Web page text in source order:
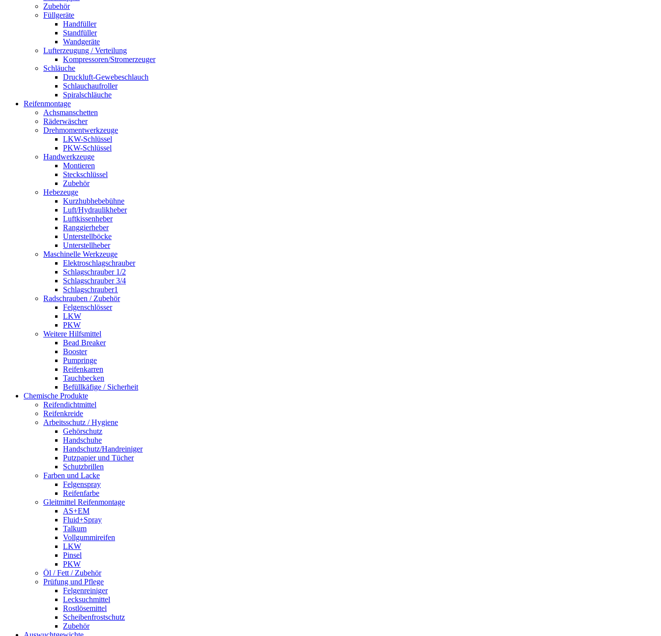
Zubehör
Füllgeräte
Handfüller
Standfüller
Wandgeräte
Lufterzeugung / Verteilung
Kompressoren/Stromerzeuger
Schläuche
Druckluft-Gewebeschlauch
Schlauchaufroller
Spiralschläuche
Reifenmontage
Achsmanschetten
Räderwäscher
Drehmomentwerkzeuge
LKW-Schlüssel
PKW-Schlüssel
Handwerkzeuge
Montieren
Steckschlüssel
Zubehör
Hebezeuge
Kurzhubhebebühne
Luft/Hydraulikheber
Luftkissenheber
Ranggierheber
Unterstellböcke
Unterstellheber
Maschinelle Werkzeuge
Elektroschlagschrauber
Schlagschrauber 1/2
Schlagschrauber 3/4
Schlagschrauber1
Radschrauben / Zubehör
Felgenschlösser
LKW
PKW
Weitere Hilfsmittel
Bead Breaker
Booster
Pumpringe
Reifenkarren
Tauchbecken
Befüllkäfige / Sicherheit
Chemische Produkte
Reifendichtmittel
Reifenkreide
Arbeitsschutz / Hygiene
Gehörschutz
Handschuhe
Handschutz/Handreiniger
Putzpapier und Tücher
Schutzbrillen
Farben und Lacke
Felgenspray
Reifenfarbe
Gleitmittel Reifenmontage
AS+EM
Fluid+Spray
Talkum
Vollgummireifen
LKW
Pinsel
PKW
Öl / Fett / Zubehör
Prüfung und Pflege
Felgenreiniger
Lecksuchmittel
Rostlösemittel
Scheibenfrostschutz
Zubehör